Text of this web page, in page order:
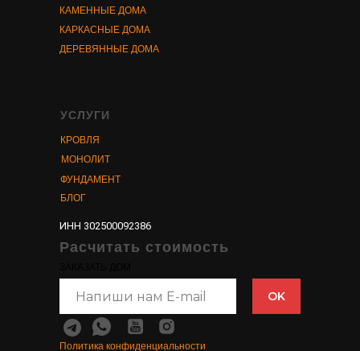
КАМЕННЫЕ ДОМА
УСЛУГИ
OK
Расчитать стоимость
КАРКАСНЫЕ ДОМА
ДЕРЕВЯННЫЕ ДОМА
КРОВЛЯ
МОНОЛИТ
ФУНДАМЕНТ
БЛОГ
Политика конфиденциальности
ИНН 302500092386